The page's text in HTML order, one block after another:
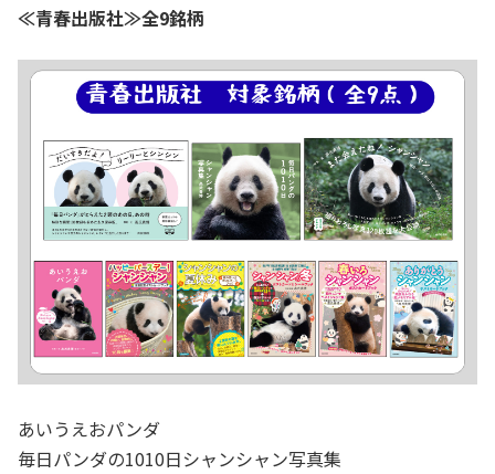
≪青春出版社≫全9銘柄
あいうえおパンダ
毎日パンダの1010日シャンシャン写真集